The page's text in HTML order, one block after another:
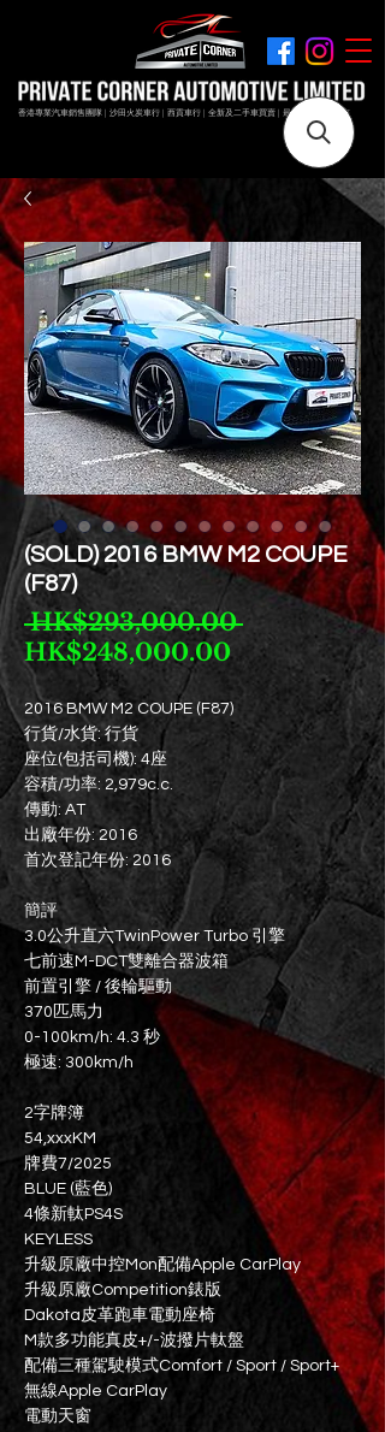
香港專業汽車銷售團隊 | 沙田火炭車行 | 西貢車行 | 全新及二手車買賣 | 最短時間極速成交
(SOLD) 2016 BMW M2 COUPE
(F87)
HK$293,000.00 一
般
價
格
HK$248,000.00促
銷
價
格
2016 BMW M2 COUPE (F87)
行貨/水貨: 行貨
座位(包括司機): 4座
容積/功率: 2,979c.c.
傳動: AT
出廠年份: 2016
首次登記年份: 2016
簡評
3.0公升直六TwinPower Turbo 引擎
七前速M-DCT雙離合器波箱
前置引擎 / 後輪驅動
370匹馬力
0-100km/h: 4.3 秒
極速: 300km/h
2字牌簿
54,xxxKM
牌費7/2025
BLUE (藍色)
4條新軚PS4S
KEYLESS
升級原廠中控Mon配備Apple CarPlay
升級原廠Competition錶版
Dakota皮革跑車電動座椅
M款多功能真皮+/-波撥片軚盤
配備三種駕駛模式Comfort / Sport / Sport+
無線Apple CarPlay
電動天窗